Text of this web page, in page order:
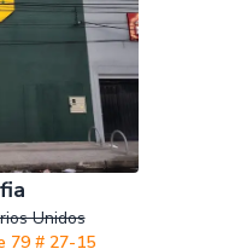
Unidos
79 # 27-15